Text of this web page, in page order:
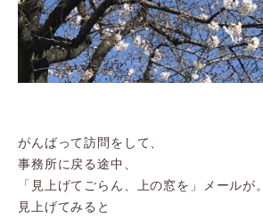
がんばって訪問をして、
事務所に戻る途中、
「見上げてごらん、上の窓を」メールが。
見上げてみると